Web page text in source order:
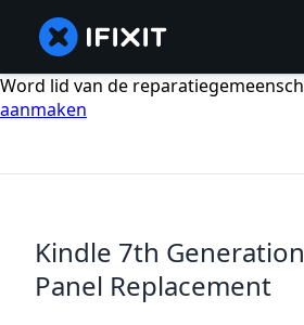
Word lid van de
aanmaken
Kindle 7th
Panel Replacement